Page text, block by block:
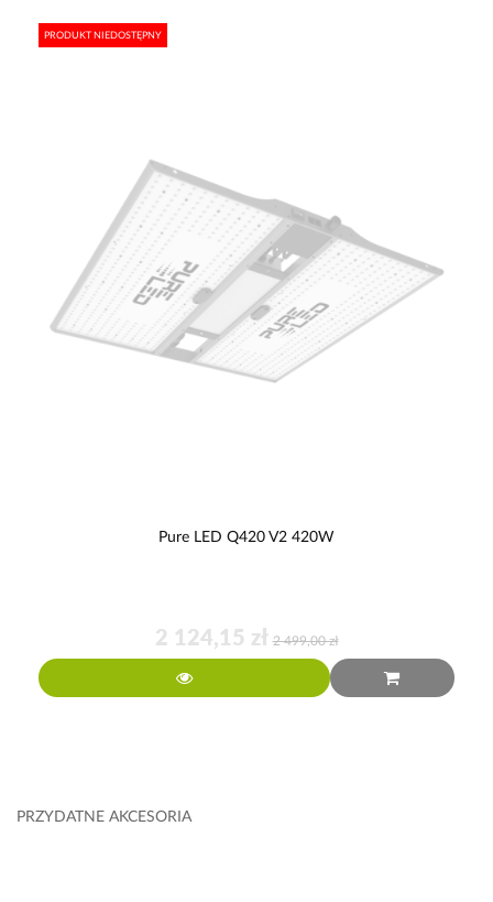
PRODUKT NIEDOSTĘPNY
Pure LED Q420 V2 420W
2 124,15 zł 2 499,00 zł
PRZYDATNE AKCESORIA